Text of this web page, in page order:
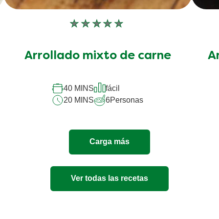
No
enviado
este
recipe
Arrollado mixto de carne
40 MINS
fácil
20 MINS
6Personas
Carga más
Ver todas las recetas